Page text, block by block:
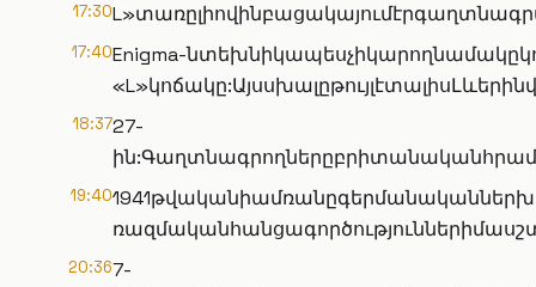
17:30
17:40Enigma-
18:3727-
19:40
20:367-